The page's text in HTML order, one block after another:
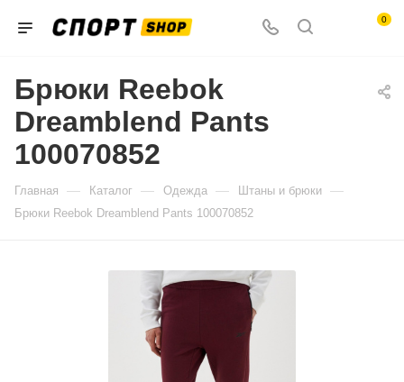
0
Брюки Reebok
Dreamblend Pants
100070852
Главная — Каталог — Одежда — Штаны и брюки —
Брюки Reebok Dreamblend Pants 100070852